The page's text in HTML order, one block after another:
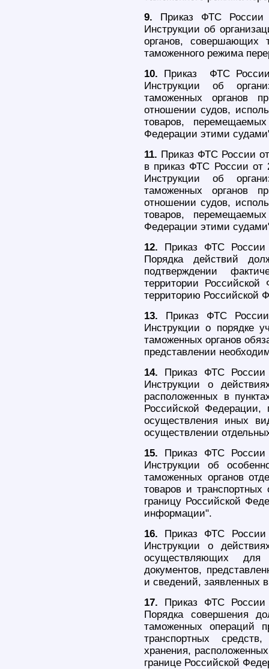
9. Приказ ФТС
Инструкции об
органов, совершающих
таможенного режима
10. Приказ ФТС
Инструкции об
таможенных органов
отношении судов,
товаров,
Федерации этими
11. Приказ ФТС России
в приказ ФТС России от
Инструкции об
таможенных органов
отношении судов,
товаров,
Федерации этими
12. Приказ ФТС
Порядка действий
подтверждении
территории
территорию Российской
13. Приказ ФТС
Инструкции о порядке
таможенных органов
представлении
14. Приказ ФТС
Инструкции о
расположенных в
Российской
осуществления иных
осуществлении
15. Приказ ФТС
Инструкции об
таможенных органов
товаров и
границу Российской
информации".
16. Приказ ФТС
Инструкции о
осуществляющих для
документов,
и сведений, заявленных
17. Приказ ФТС
Порядка совершения
таможенных операций
транспортных
хранения,
границе Российской